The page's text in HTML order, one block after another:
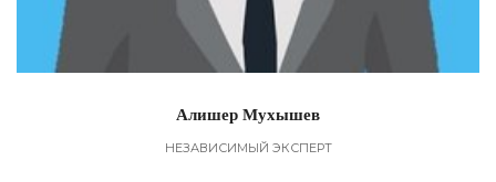
Алишер Мухышев
НЕЗАВИСИМЫЙ ЭКСПЕРТ